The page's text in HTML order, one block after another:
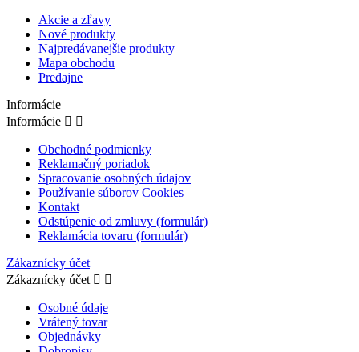
Akcie a zľavy
Nové produkty
Najpredávanejšie produkty
Mapa obchodu
Predajne
Informácie
Informácie  
Obchodné podmienky
Reklamačný poriadok
Spracovanie osobných údajov
Používanie súborov Cookies
Kontakt
Odstúpenie od zmluvy (formulár)
Reklamácia tovaru (formulár)
Zákaznícky účet
Zákaznícky účet  
Osobné údaje
Vrátený tovar
Objednávky